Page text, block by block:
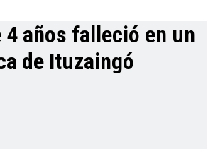
4 años falleció en un
de Ituzaingó